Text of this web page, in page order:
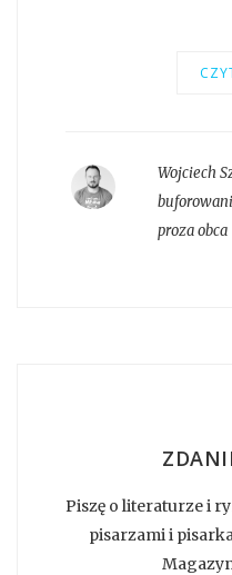
Wojciech
proza obca
Piszę o literaturze i
pisarzami i